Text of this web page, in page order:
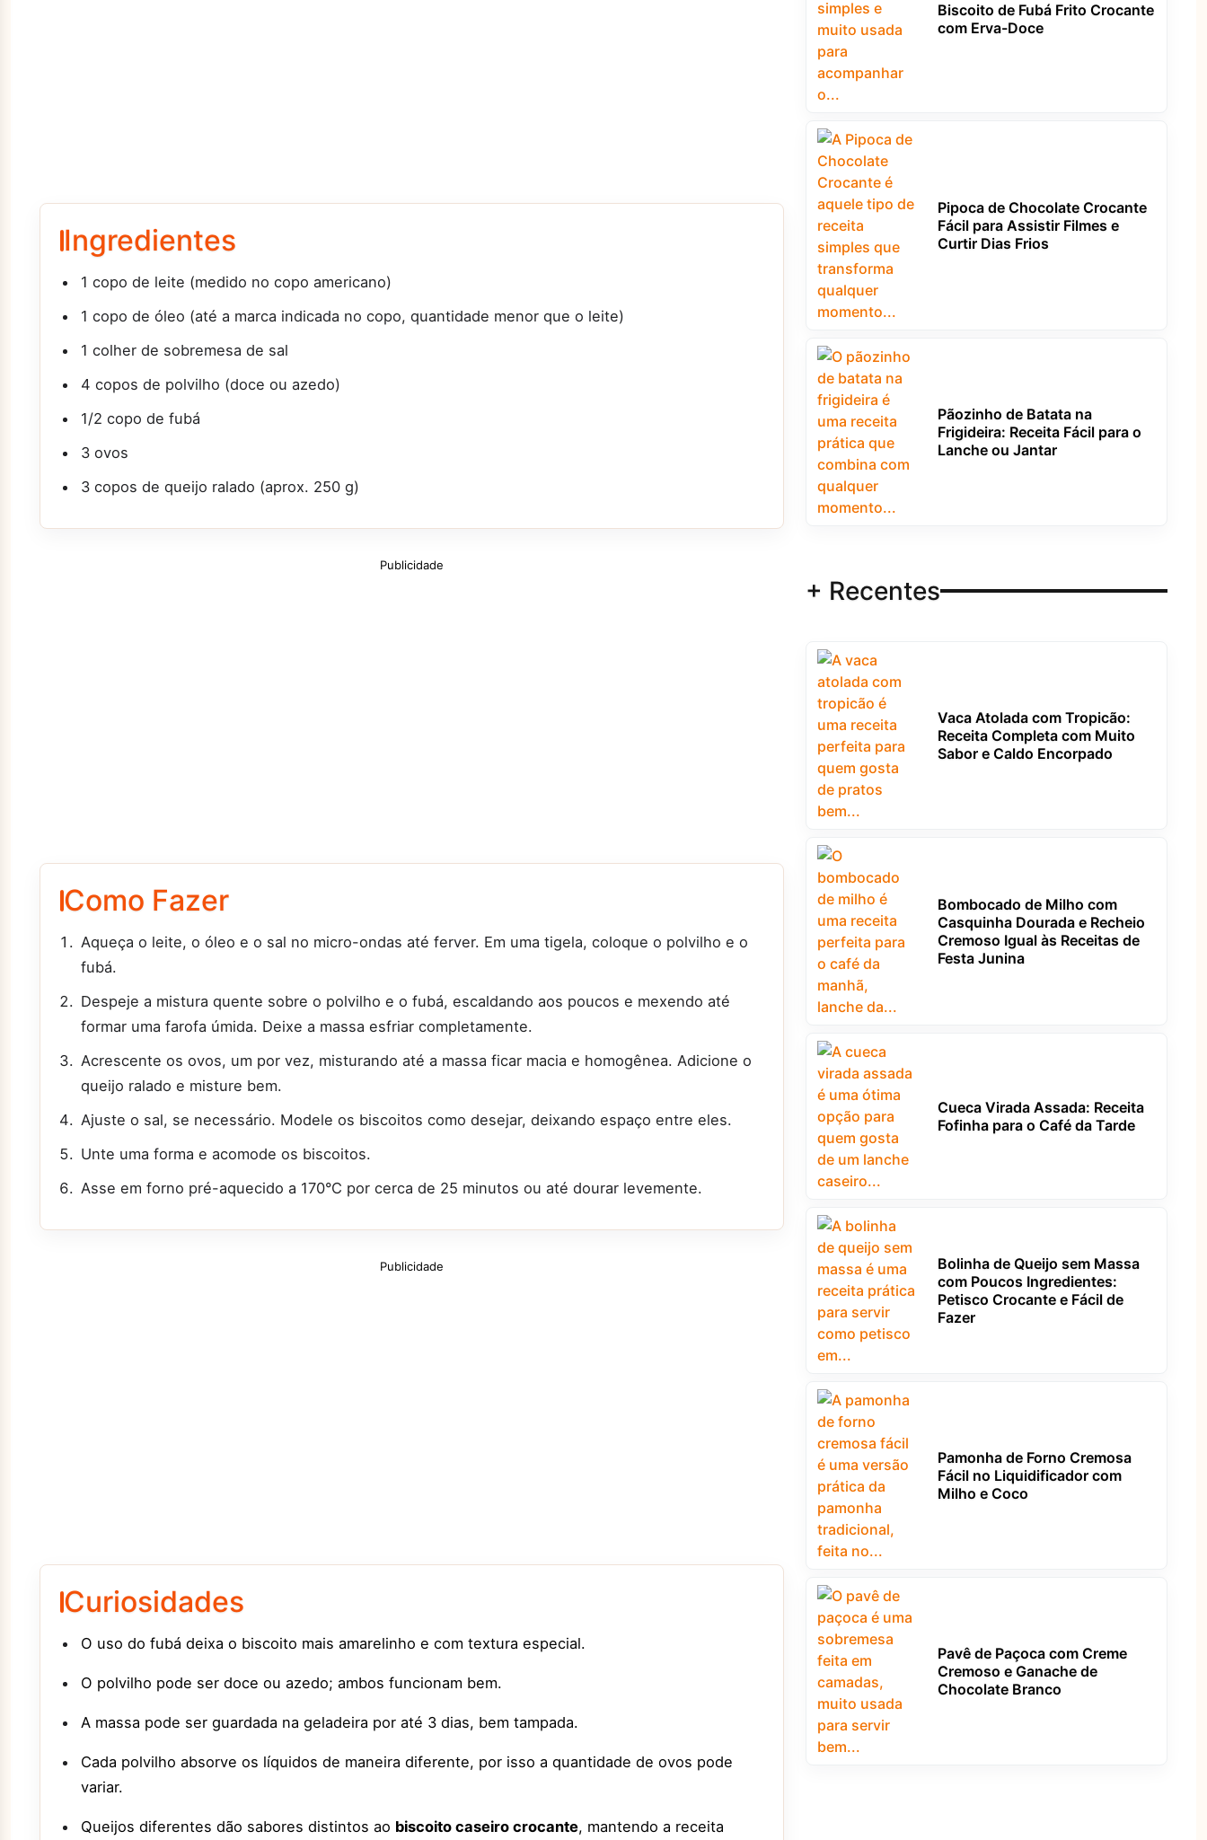
Ingredientes
1 copo de leite (medido no copo americano)
1 copo de óleo (até a marca indicada no copo, quantidade menor que o leite)
1 colher de sobremesa de sal
4 copos de polvilho (doce ou azedo)
1/2 copo de fubá
3 ovos
3 copos de queijo ralado (aprox. 250 g)
Publicidade
Como Fazer
Aqueça o leite, o óleo e o sal no micro-ondas até ferver. Em uma tigela, coloque o polvilho e o
fubá.
Despeje a mistura quente sobre o polvilho e o fubá, escaldando aos poucos e mexendo até
formar uma farofa úmida. Deixe a massa esfriar completamente.
Acrescente os ovos, um por vez, misturando até a massa ficar macia e homogênea. Adicione o
queijo ralado e misture bem.
Ajuste o sal, se necessário. Modele os biscoitos como desejar, deixando espaço entre eles.
Unte uma forma e acomode os biscoitos.
Asse em forno pré-aquecido a 170°C por cerca de 25 minutos ou até dourar levemente.
Publicidade
Curiosidades
O uso do fubá deixa o biscoito mais amarelinho e com textura especial.
O polvilho pode ser doce ou azedo; ambos funcionam bem.
A massa pode ser guardada na geladeira por até 3 dias, bem tampada.
Cada polvilho absorve os líquidos de maneira diferente, por isso a quantidade de ovos pode
variar.
Queijos diferentes dão sabores distintos ao biscoito caseiro crocante, mantendo a receita
Biscoito de Fubá Frito Crocante
com Erva-Doce
Pipoca de Chocolate Crocante
Fácil para Assistir Filmes e
Curtir Dias Frios
Pãozinho de Batata na
Frigideira: Receita Fácil para o
Lanche ou Jantar
+ Recentes
Vaca Atolada com Tropicão:
Receita Completa com Muito
Sabor e Caldo Encorpado
Bombocado de Milho com
Casquinha Dourada e Recheio
Cremoso Igual às Receitas de
Festa Junina
Cueca Virada Assada: Receita
Fofinha para o Café da Tarde
Bolinha de Queijo sem Massa
com Poucos Ingredientes:
Petisco Crocante e Fácil de
Fazer
Pamonha de Forno Cremosa
Fácil no Liquidificador com
Milho e Coco
Pavê de Paçoca com Creme
Cremoso e Ganache de
Chocolate Branco